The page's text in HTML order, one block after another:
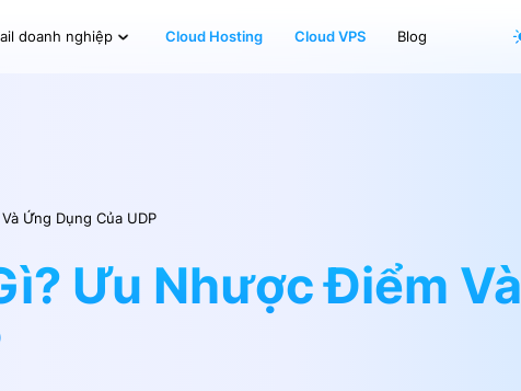
doanh nghiệp Cloud Hosting Cloud VPS Blog
Ứng Dụng Của UDP
Ưu Nhược Điểm Và